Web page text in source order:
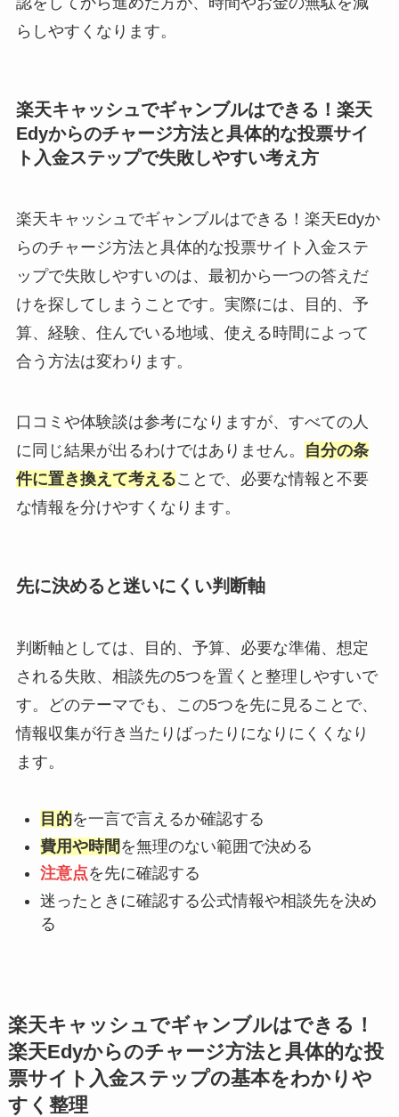
らしやすくなります。
楽天キャッシュでギャンブルはできる！楽天
Edyからのチャージ方法と具体的な投票サイ
ト入金ステップで失敗しやすい考え方
楽天キャッシュでギャンブルはできる！楽天Edyか
らのチャージ方法と具体的な投票サイト入金ステ
ップで失敗しやすいのは、最初から一つの答えだ
けを探してしまうことです。実際には、目的、予
算、経験、住んでいる地域、使える時間によって
合う方法は変わります。
口コミや体験談は参考になりますが、すべての人
に同じ結果が出るわけではありません。
自分の条
件に置き換えて考えることで、必要な情報と不要
な情報を分けやすくなります。
先に決めると迷いにくい判断軸
判断軸としては、目的、予算、必要な準備、想定
される失敗、相談先の5つを置くと整理しやすいで
す。どのテーマでも、この5つを先に見ることで、
情報収集が行き当たりばったりになりにくくなり
ます。
目的を一言で言えるか確認する
費用や時間 を無理のない範囲で決める
注意点を先に確認する
迷ったときに確認する公式情報や相談先を決め
る
楽天キャッシュでギャンブルはできる！
楽天Edyからのチャージ方法と具体的な投
票サイト入金ステップの基本をわかりや
すく整理